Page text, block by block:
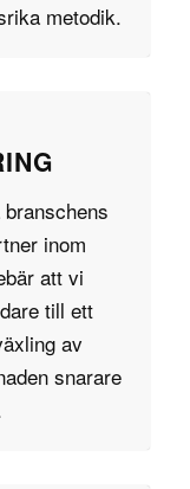
metodik.
inom
att vi
till ett
av
snarare